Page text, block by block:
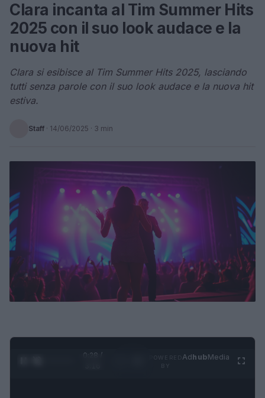
Clara incanta al Tim Summer Hits
2025 con il suo look audace e la
nuova hit
Clara si esibisce al Tim Summer Hits 2025, lasciando
tutti senza parole con il suo look audace e la nuova hit
estiva.
Staff · 14/06/2025 · 3 min
0:28 /
AdhubMedia